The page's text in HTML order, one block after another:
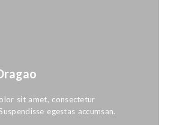
sit amet, consectetur
egestas accumsan.